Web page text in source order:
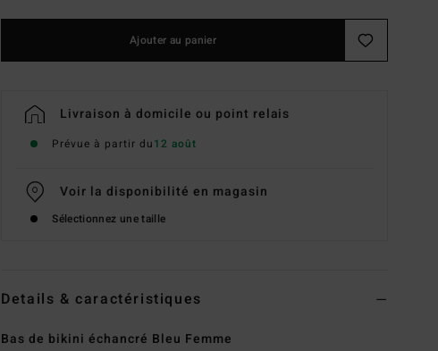
Ajouter au panier
Livraison à domicile ou point relais
Prévue à partir du12 août
Voir la disponibilité en magasin
Sélectionnez une taille
Details & caractéristiques
Bas de bikini échancré Bleu Femme